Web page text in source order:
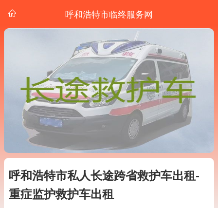
呼和浩特市临终服务网
呼和浩特市私人长途跨省救护车出租-
重症监护救护车出租